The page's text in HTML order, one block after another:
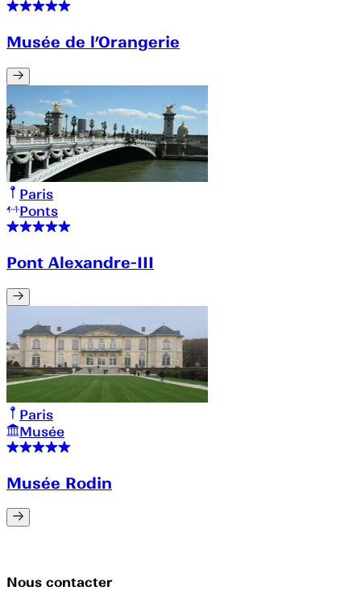
Musée de l’Orangerie
Paris
Ponts
Pont Alexandre-III
Paris
Musée
Musée Rodin
Nous contacter